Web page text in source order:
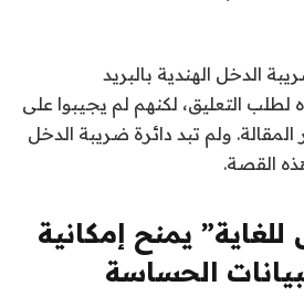
الدخل الهندية بالبريد
لطلب التعليق، لكنهم لم يجيبوا على
ولم تبد دائرة ضريبة الدخل
القصة.
يمنح إمكانية
الحساسة